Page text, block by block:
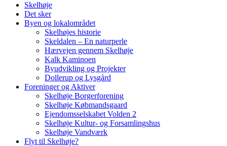
Skelhøje
Det sker
Byen og lokalområdet
Skelhøjes historie
Skeldalen – En naturperle
Hærvejen gennem Skelhøje
Kalk Kaminoen
Byudvikling og Projekter
Dollerup og Lysgård
Foreninger og Aktiver
Skelhøje Borgerforening
Skelhøje Købmandsgaard
Ejendomsselskabet Volden 2
Skelhøje Kultur- og Forsamlingshus
Skelhøje Vandværk
Flyt til Skelhøje?